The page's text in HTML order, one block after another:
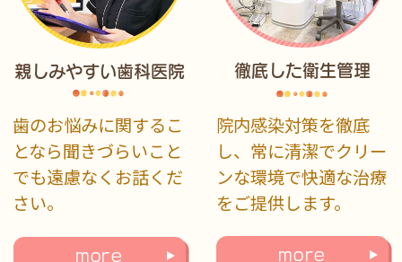
親しみやすい歯科医院
歯のお悩みに関するこ
となら聞きづらいこと
でも遠慮なくお話くだ
さい。
more
徹底した衛生管理
院内感染対策を徹底
し、常に清潔でクリー
ンな環境で快適な治療
をご提供します。
more